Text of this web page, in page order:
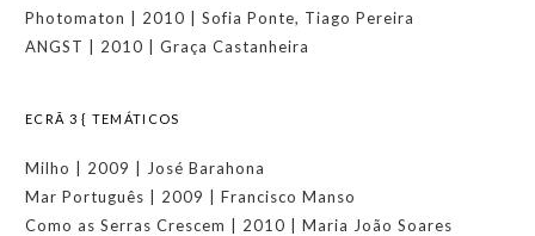
Photomaton | 2010 | Sofia Ponte, Tiago Pereira
ANGST | 2010 | Graça Castanheira
ECRÃ 3 { TEMÁTICOS
Milho | 2009 | José Barahona
Mar Português | 2009 | Francisco Manso
Como as Serras Crescem | 2010 | Maria João Soares